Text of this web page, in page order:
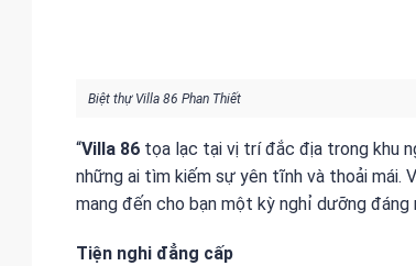
Biệt thự Villa 86 Phan Thiết
“Villa 86 tọa lạc tại vị trí đắc địa trong khu
những ai tìm kiếm sự yên tĩnh và thoải mái.
mang đến cho bạn một kỳ nghỉ dưỡng đáng
Tiện nghi đẳng cấp